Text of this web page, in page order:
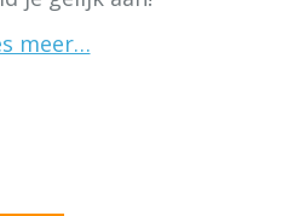
meer…